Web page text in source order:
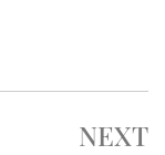
NEXT